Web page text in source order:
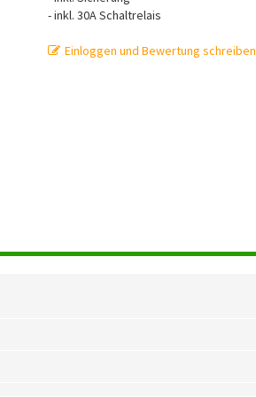
- inkl. 30A Schaltrelais
Einloggen und Bewertung schreiben